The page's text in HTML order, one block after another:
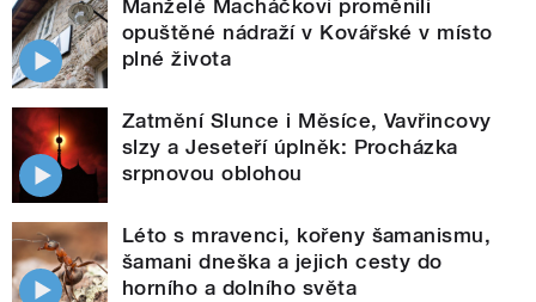
Manželé Macháčkovi proměnili
opuštěné nádraží v Kovářské v místo
plné života
Zatmění Slunce i Měsíce, Vavřincovy
slzy a Jeseteří úplněk: Procházka
srpnovou oblohou
Léto s mravenci, kořeny šamanismu,
šamani dneška a jejich cesty do
horního a dolního světa